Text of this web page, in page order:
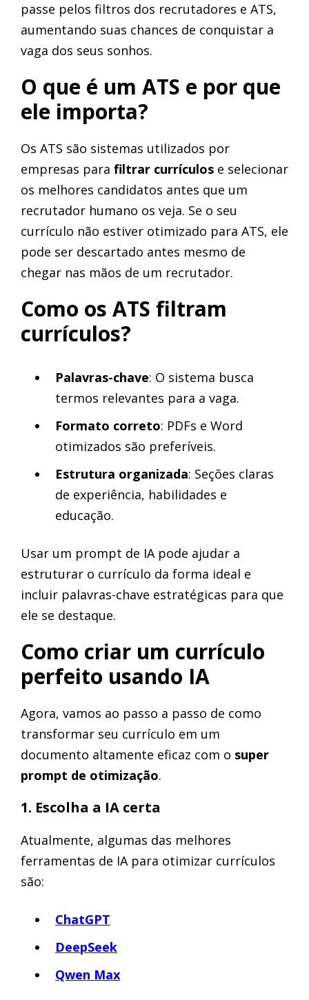
passe pelos filtros dos recrutadores e ATS,
aumentando suas chances de conquistar a
vaga dos seus sonhos.
O que é um ATS e por que
ele importa?
Os ATS são sistemas utilizados por
empresas para filtrar currículos e selecionar
os melhores candidatos antes que um
recrutador humano os veja. Se o seu
currículo não estiver otimizado para ATS, ele
pode ser descartado antes mesmo de
chegar nas mãos de um recrutador.
Como os ATS filtram
currículos?
Palavras-chave: O sistema busca
termos relevantes para a vaga.
Formato correto: PDFs e Word
otimizados são preferíveis.
Estrutura organizada: Seções claras
de experiência, habilidades e
educação.
Usar um prompt de IA pode ajudar a
estruturar o currículo da forma ideal e
incluir palavras-chave estratégicas para que
ele se destaque.
Como criar um currículo
perfeito usando IA
Agora, vamos ao passo a passo de como
transformar seu currículo em um
documento altamente eficaz com o super
prompt de otimização.
1. Escolha a IA certa
Atualmente, algumas das melhores
ferramentas de IA para otimizar currículos
são:
ChatGPT
DeepSeek
Qwen Max